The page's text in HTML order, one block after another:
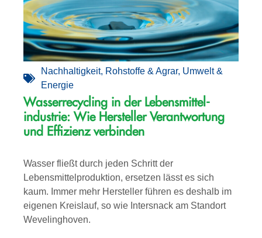
Nachhaltigkeit, Rohstoffe & Agrar, Umwelt &
Energie
Wasserrecycling in der Lebensmittel­­
industrie: Wie Hersteller Verantwortung
und Effizienz verbinden
Wasser fließt durch jeden Schritt der
Lebensmittelproduktion, ersetzen lässt es sich
kaum. Immer mehr Hersteller führen es deshalb im
eigenen Kreislauf, so wie Intersnack am Standort
Wevelinghoven.